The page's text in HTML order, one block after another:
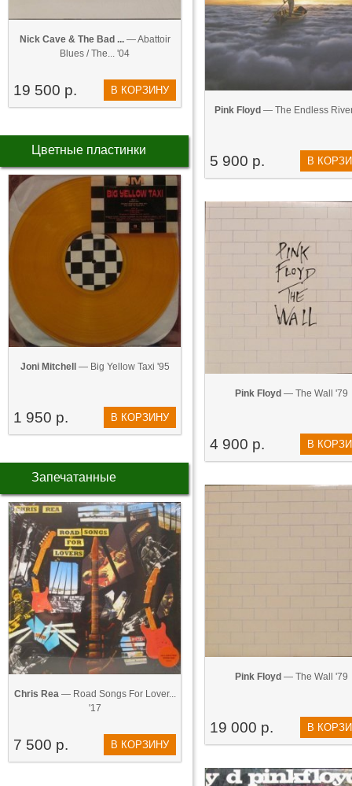
Nick Cave & The Bad ...— Abattoir
Blues / The... '04
19 500 р. В КОРЗИНУ
Цветные пластинки
Joni Mitchell — Big Yellow Taxi '95
1 950 р. В КОРЗИНУ
Запечатанные
Chris Rea— Road Songs For Lover...
'17
7 500 р. В КОРЗИНУ
Pink Floyd — The Endless
5 900 р. В
Pink Floyd — The Wall '79
4 900 р. В
Pink Floyd — The Wall '79
19 000 р. В